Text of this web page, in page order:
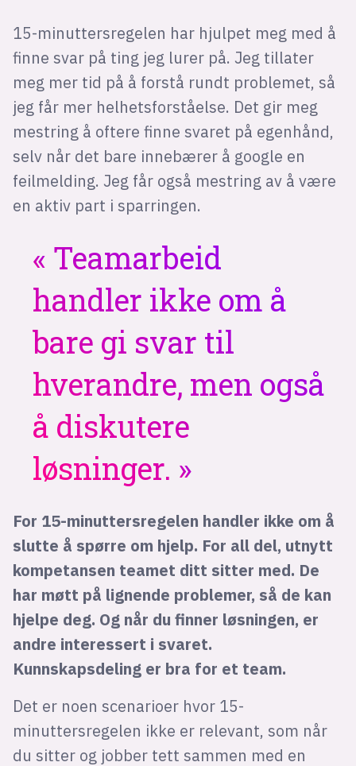
15-minuttersregelen har hjulpet meg med å
finne svar på ting jeg lurer på. Jeg tillater
meg mer tid på å forstå rundt problemet, så
jeg får mer helhetsforståelse. Det gir meg
mestring å oftere finne svaret på egenhånd,
selv når det bare innebærer å google en
feilmelding. Jeg får også mestring av å være
en aktiv part i sparringen.
Teamarbeid
handler ikke om å
bare gi svar til
hverandre, men også
å diskutere
løsninger.
For 15-minuttersregelen handler ikke om å
slutte å spørre om hjelp. For all del, utnytt
kompetansen teamet ditt sitter med. De
har møtt på lignende problemer, så de kan
hjelpe deg. Og når du finner løsningen, er
andre interessert i svaret.
Kunnskapsdeling er bra for et team.
Det er noen scenarioer hvor 15-
minuttersregelen ikke er relevant, som når
du sitter og jobber tett sammen med en